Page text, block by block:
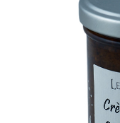
Thés et cafés